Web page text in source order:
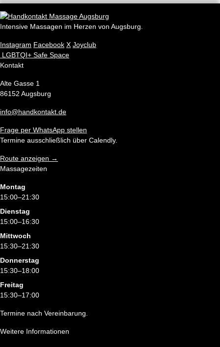
Intensive Massagen im Herzen von Augsburg.
Instagram Facebook X Joyclub
LGBTQI+ Safe Space
Kontakt
Alte Gasse 1
86152 Augsburg
info@handkontakt.de
Frage per WhatsApp stellen
Termine ausschließlich über Calendly.
Route anzeigen →
Massagezeiten
Montag
15:00–21:30
Dienstag
15:00–16:30
Mittwoch
15:30–21:30
Donnerstag
15:30–18:00
Freitag
15:30–17:00
Termine nach Vereinbarung.
Weitere Informationen